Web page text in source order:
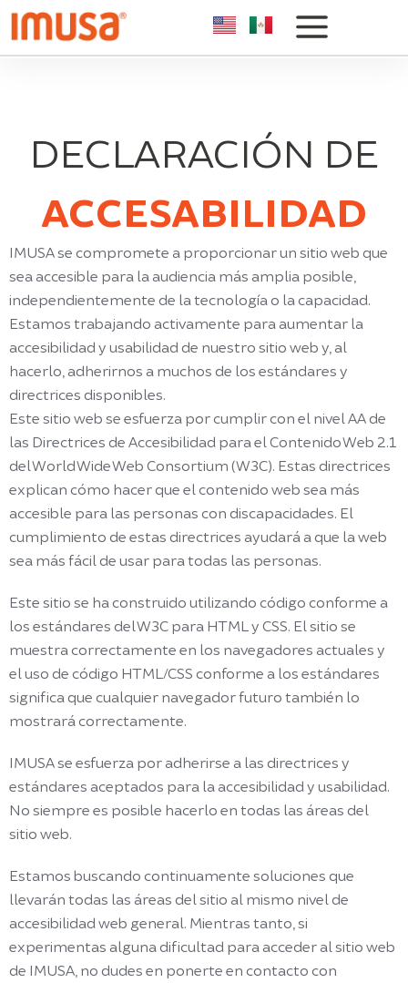
DECLARACIÓN DE
ACCESABILIDAD
IMUSA se compromete a proporcionar un sitio web que
sea accesible para la audiencia más amplia posible,
independientemente de la tecnología o la capacidad.
Estamos trabajando activamente para aumentar la
accesibilidad y usabilidad de nuestro sitio web y, al
hacerlo, adherirnos a muchos de los estándares y
directrices disponibles.
Este sitio web se esfuerza por cumplir con el nivel AA de
las Directrices de Accesibilidad para el Contenido Web 2.1
del World Wide Web Consortium (W3C). Estas directrices
explican cómo hacer que el contenido web sea más
accesible para las personas con discapacidades. El
cumplimiento de estas directrices ayudará a que la web
sea más fácil de usar para todas las personas.
Este sitio se ha construido utilizando código conforme a
los estándares del W3C para HTML y CSS. El sitio se
muestra correctamente en los navegadores actuales y
el uso de código HTML/CSS conforme a los estándares
significa que cualquier navegador futuro también lo
mostrará correctamente.
IMUSA se esfuerza por adherirse a las directrices y
estándares aceptados para la accesibilidad y usabilidad.
No siempre es posible hacerlo en todas las áreas del
sitio web.
Estamos buscando continuamente soluciones que
llevarán todas las áreas del sitio al mismo nivel de
accesibilidad web general. Mientras tanto, si
experimentas alguna dificultad para acceder al sitio web
de IMUSA, no dudes en ponerte en contacto con